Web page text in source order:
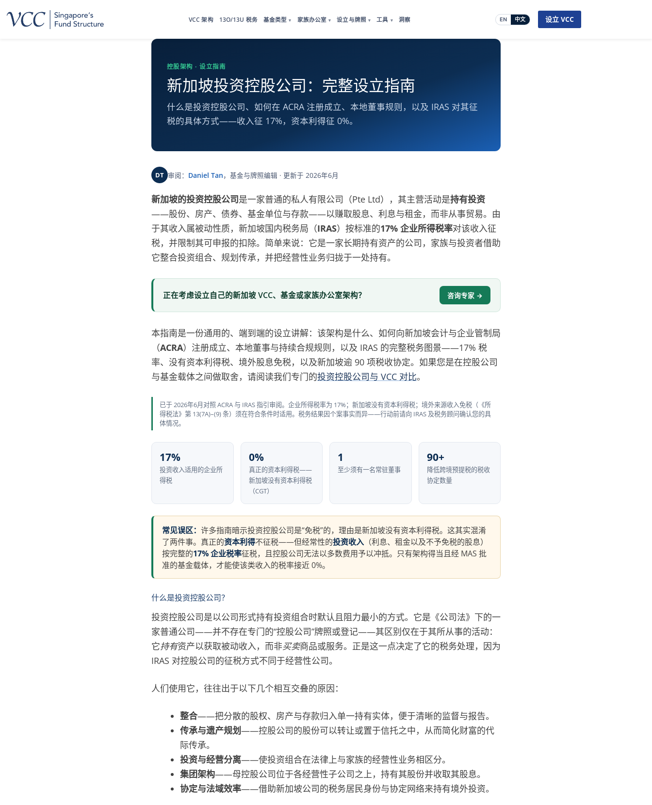
至
VCC 架构 13O/13U 税务 基金类型 ▾ 家族办公室 ▾ 设立与牌照 ▾ 工具 ▾ 洞察 EN 中文 设立 VCC
控股架构 · 设立指南
新加坡投资控股公司：完整设立指南
什么是投资控股公司、如何在 ACRA 注册成立、本地董事规则，以及 IRAS 对其征
税的具体方式——收入征 17%，资本利得征 0%。
DT 审阅： Daniel Tan，基金与牌照编辑 · 更新于 2026年6月
新加坡的投资控股公司是一家普通的私人有限公司（Pte Ltd），其主营活动是持有投资
——股份、房产、债券、基金单位与存款——以赚取股息、利息与租金，而非从事贸易。由
于其收入属被动性质，新加坡国内税务局（IRAS）按标准的17% 企业所得税率对该收入征
税，并限制其可申报的扣除。简单来说：它是一家长期持有资产的公司，家族与投资者借助
它整合投资组合、规划传承，并把经营性业务归拢于一处持有。
正在考虑设立自己的新加坡 VCC、基金或家族办公室架构？ 咨询专家 →
本指南是一份通用的、端到端的设立讲解：该架构是什么、如何向新加坡会计与企业管制局
（ACRA）注册成立、本地董事与持续合规规则，以及 IRAS 的完整税务图景——17% 税
率、没有资本利得税、境外股息免税，以及新加坡逾 90 项税收协定。如果您是在控股公司
与基金载体之间做取舍，请阅读我们专门的投资控股公司与 VCC 对比。
已于 2026年6月对照 ACRA 与 IRAS 指引审阅。企业所得税率为 17%；新加坡没有资本利得税；境外来源收入免税（《所
得税法》第 13(7A)–(9) 条）须在符合条件时适用。税务结果因个案事实而异——行动前请向 IRAS 及税务顾问确认您的具
体情况。
17%
投资收入适用的企业所
得税
0%
真正的资本利得税——
新加坡没有资本利得税
（CGT）
1
至少须有一名常驻董事
90+
降低跨境预提税的税收
协定数量
常见误区： 许多指南暗示投资控股公司是“免税”的，理由是新加坡没有资本利得税。这其实混淆
了两件事。真正的资本利得不征税——但经常性的投资收入 （利息、租金以及不予免税的股息）
按完整的17% 企业税率征税，且控股公司无法以多数费用予以冲抵。只有架构得当且经 MAS 批
准的基金载体，才能使该类收入的税率接近 0%。
什么是投资控股公司？
投资控股公司是以公司形式持有投资组合时默认且阻力最小的方式。它是《公司法》下的一
家普通公司——并不存在专门的“控股公司”牌照或登记——其区别仅在于其所从事的活动：
它持有资产以获取被动收入，而非买卖商品或服务。正是这一点决定了它的税务处理，因为
IRAS 对控股公司的征税方式不同于经营性公司。
人们使用它，往往出于以下几个相互交叠的原因：
整合——把分散的股权、房产与存款归入单一持有实体，便于清晰的监督与报告。
传承与遗产规划——控股公司的股份可以转让或置于信托之中，从而简化财富的代
际传承。
投资与经营分离——使投资组合在法律上与家族的经营性业务相区分。
集团架构——母控股公司位于各经营性子公司之上，持有其股份并收取其股息。
协定与法域效率——借助新加坡公司的税务居民身份与协定网络来持有境外投资。